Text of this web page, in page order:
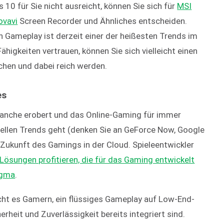
10 für Sie nicht ausreicht, können Sie sich für MSI
Screen Recorder und Ähnliches entscheiden.
Gameplay ist derzeit einer der heißesten Trends im
vertrauen, können Sie sich vielleicht einen
und dabei reich werden.
erobert und das Online-Gaming für immer
Trends geht (denken Sie an GeForce Now, Google
des Gamings in der Cloud. Spieleentwickler
Lösungen profitieren, die für das Gaming entwickelt
.
es Gamern, ein flüssiges Gameplay auf Low-End-
und Zuverlässigkeit bereits integriert sind.